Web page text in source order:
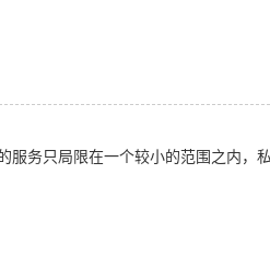
服务只局限在一个较小的范围之内，